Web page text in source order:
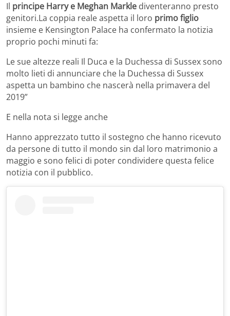
Il principe Harry e Meghan Markle diventeranno presto
genitori.La coppia reale aspetta il loro primo figlio
insieme e Kensington Palace ha confermato la notizia
proprio pochi minuti fa:
Le sue altezze reali Il Duca e la Duchessa di Sussex sono
molto lieti di annunciare che la Duchessa di Sussex
aspetta un bambino che nascerà nella primavera del
2019”
E nella nota si legge anche
Hanno apprezzato tutto il sostegno che hanno ricevuto
da persone di tutto il mondo sin dal loro matrimonio a
maggio e sono felici di poter condividere questa felice
notizia con il pubblico.